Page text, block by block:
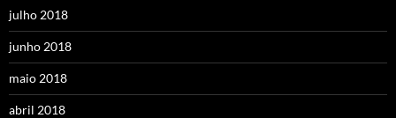
julho 2018
junho 2018
maio 2018
abril 2018